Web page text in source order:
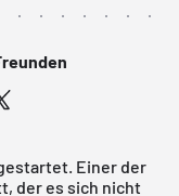
Einer der
der es sich nicht